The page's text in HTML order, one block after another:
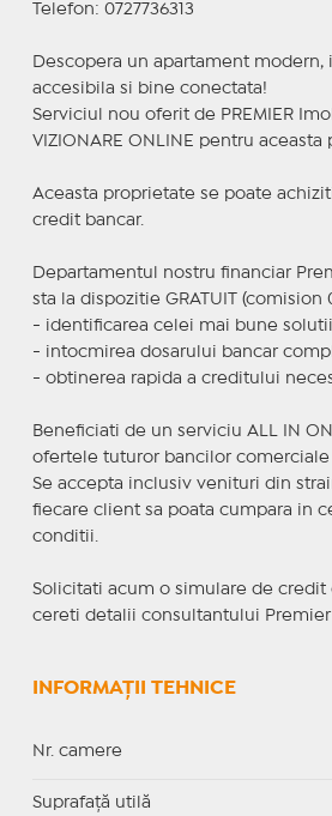
Telefon: 0727736313
Descopera un apartament modern,
accesibila si bine conectata!
Serviciul nou oferit de PREMIER
VIZIONARE ONLINE pentru aceasta
Aceasta proprietate se poate
credit bancar.
Departamentul nostru financiar
sta la dispozitie GRATUIT (comision
- identificarea celei mai bune
- intocmirea dosarului bancar
- obtinerea rapida a creditului
Beneficiati de un serviciu ALL IN
ofertele tuturor bancilor comerciale
Se accepta inclusiv venituri din
fiecare client sa poata cumpara in
conditii.
Solicitati acum o simulare de credit
cereti detalii consultantului
INFORMAȚII TEHNICE
Nr. camere
Suprafaţă utilă